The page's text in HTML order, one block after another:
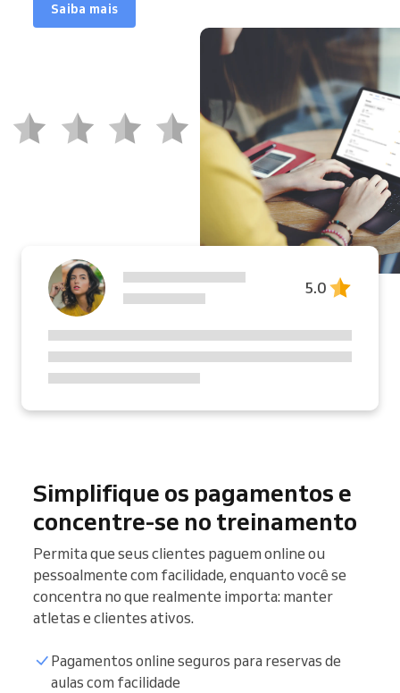
5.0
Saiba mais
Simplifique os pagamentos e
concentre-se no treinamento
Permita que seus clientes paguem online ou
pessoalmente com facilidade, enquanto você se
concentra no que realmente importa: manter
atletas e clientes ativos.
Pagamentos online seguros para reservas de
aulas com facilidade